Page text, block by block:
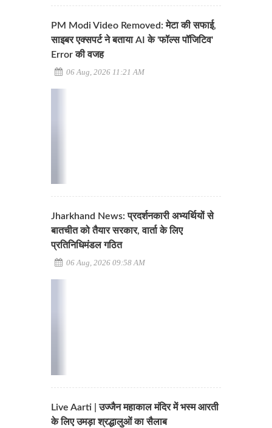
PM Modi Video Removed: मेटा की सफाई,
साइबर एक्सपर्ट ने बताया AI के 'फॉल्स पॉजिटिव'
Error की वजह
06 Aug, 2026 11:21 AM
Jharkhand News: प्रदर्शनकारी अभ्यर्थियों से
बातचीत को तैयार सरकार, वार्ता के लिए
प्रतिनिधिमंडल गठित
06 Aug, 2026 09:58 AM
Live Aarti | उज्जैन महाकाल मंदिर में भस्म आरती
के लिए उमड़ा श्रद्धालुओं का सैलाब